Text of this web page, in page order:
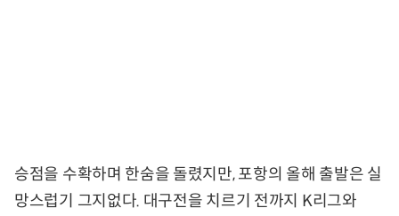
승점을 수확하며 한숨을 돌렸지만, 포항의 올해 출발은 실
망스럽기 그지없다. 대구전을 치르기 전까지 K리그와